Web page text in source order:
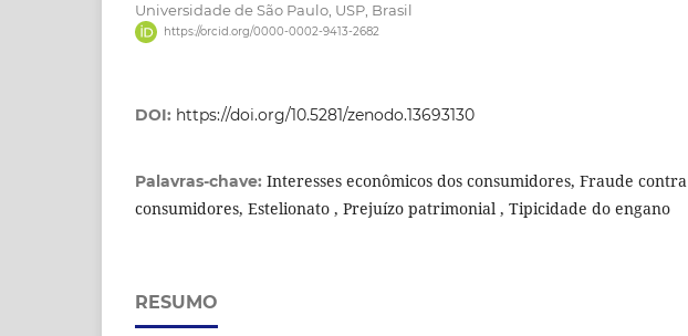
Universidade de São Paulo, USP, Brasil
https://orcid.org/0000-0002-9413-2682
DOI: https://doi.org/10.5281/zenodo.13693130
Palavras-chave: Interesses econômicos dos consumidores, Fraude contra
consumidores, Estelionato , Prejuízo patrimonial , Tipicidade do engano
RESUMO